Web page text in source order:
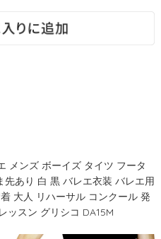
メンズ ボーイズ タイツ フータ
あり 白 黒 バレエ衣装 バレエ用
大人 リハーサル コンクール 発
ッスン グリシコ DA15M